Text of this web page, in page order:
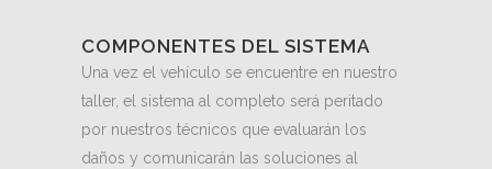
COMPONENTES DEL SISTEMA
Una vez el vehículo se encuentre en nuestro
taller, el sistema al completo será peritado
por nuestros técnicos que evaluarán los
daños y comunicarán las soluciones al